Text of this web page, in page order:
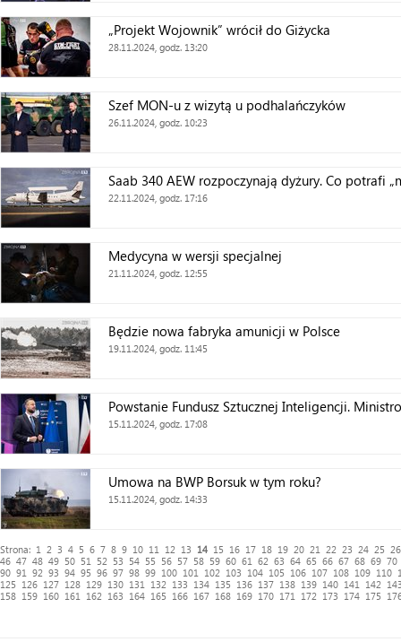
„Projekt Wojownik” wrócił do Giżycka
28.11.2024, godz. 13:20
Szef MON-u z wizytą u podhalańczyków
26.11.2024, godz. 10:23
Saab 340 AEW rozpoczynają dyżury. Co potrafi
22.11.2024, godz. 17:16
Medycyna w wersji specjalnej
21.11.2024, godz. 12:55
Będzie nowa fabryka amunicji w Polsce
19.11.2024, godz. 11:45
Powstanie Fundusz Sztucznej Inteligencji.
15.11.2024, godz. 17:08
Umowa na BWP Borsuk w tym roku?
15.11.2024, godz. 14:33
Strona: 1 2 3 4 5 6 7 8 9 10 11 12 13 14 15 16 17 18 19 20 21 22 23 24 25
26
46 47 48 49 50 51 52 53 54 55 56 57 58 59 60 61 62 63 64 65 66 67 68 69 70
90 91 92 93 94 95 96 97 98 99 100 101 102 103 104 105 106 107 108 109 110
125
126 127 128 129 130 131 132 133 134 135 136 137 138 139 140 141 142
158 159 160 161 162 163 164 165 166 167 168 169 170 171 172 173 174 175